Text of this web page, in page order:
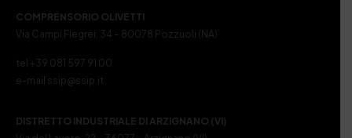
COMPRENSORIO OLIVETTI
Via Campi Flegrei, 34 – 80078 Pozzuoli (NA)
tel +39 081 597 91 00
e-mail ssip@ssip.it
DISTRETTO INDUSTRIALE DI ARZIGNANO (VI)